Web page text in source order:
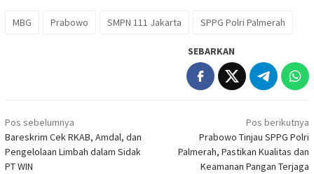
MBG Prabowo SMPN 111 Jakarta SPPG Polri Palmerah
SEBARKAN
Navigasi
pos
Pos sebelumnya
Bareskrim Cek RKAB, Amdal, dan
Pengelolaan Limbah dalam Sidak
PT WIN
Pos berikutnya
Prabowo Tinjau SPPG Polri
Palmerah, Pastikan Kualitas dan
Keamanan Pangan Terjaga